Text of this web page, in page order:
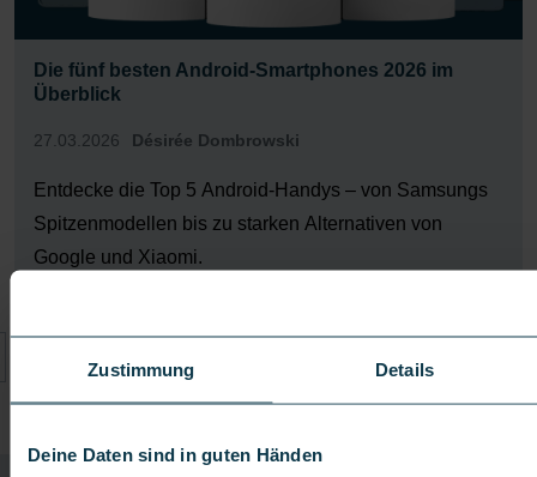
Zustimmung Details
Deine Daten sind in guten Händen
Die fünf besten Android-Smartphones 2026 im
Überblick
27.03.2026 Désirée Dombrowski
Entdecke die Top 5 Android-Handys – von Samsungs
Spitzenmodellen bis zu starken Alternativen von
Google und Xiaomi.